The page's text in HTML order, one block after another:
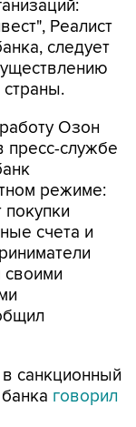
Реалист
следует
страны.
Озон
пресс-службе
режиме:
счета и
своими
в санкционный
говорил